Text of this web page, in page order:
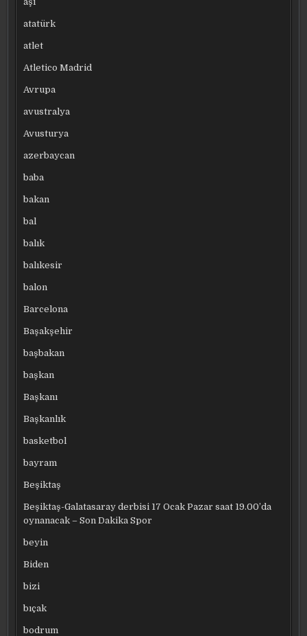
atatürk
atlet
Atletico Madrid
Avrupa
avustralya
Avusturya
azerbaycan
baba
bakan
bal
balık
balıkesir
balon
Barcelona
Başakşehir
başbakan
başkan
Başkanı
Başkanlık
basketbol
bayram
Beşiktaş
Beşiktaş-Galatasaray derbisi 17 Ocak Pazar saat 19.00’da
oynanacak – Son Dakika Spor
beyin
Biden
bizi
bıçak
bodrum